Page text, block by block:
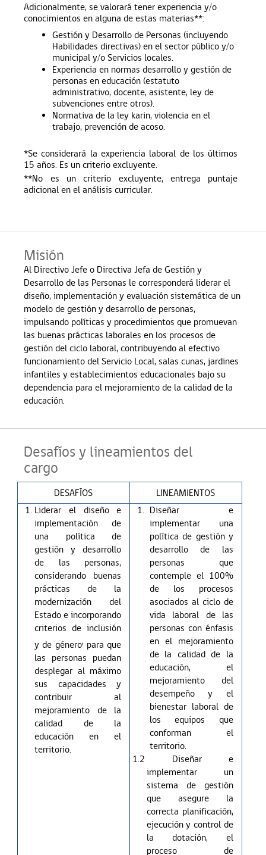
Adicionalmente, se valorará tener experiencia y/o
conocimientos en alguna de estas materias**:
Gestión y Desarrollo de Personas (incluyendo
Habilidades directivas) en el sector público y/o
municipal y/o Servicios locales.
Experiencia en normas desarrollo y gestión de
personas en educación (estatuto
administrativo, docente, asistente, ley de
subvenciones entre otros).
Normativa de la ley karin, violencia en el
trabajo, prevención de acoso.
*Se considerará la experiencia laboral de los últimos
15 años. Es un criterio excluyente.
**No es un criterio excluyente, entrega puntaje
adicional en el análisis curricular.
Misión
Al Directivo Jefe o Directiva Jefa de Gestión y
Desarrollo de las Personas le corresponderá liderar el
diseño, implementación y evaluación sistemática de un
modelo de gestión y desarrollo de personas,
impulsando políticas y procedimientos que promuevan
las buenas prácticas laborales en los procesos de
gestión del ciclo laboral, contribuyendo al efectivo
funcionamiento del Servicio Local, salas cunas, jardines
infantiles y establecimientos educacionales bajo su
dependencia para el mejoramiento de la calidad de la
educación.
Desafíos y lineamientos del
cargo
DESAFÍOS
LINEAMIENTOS
Liderar el diseño e
implementación de
una política de
gestión y desarrollo
de las personas,
considerando buenas
prácticas de la
modernización del
Estado e incorporando
criterios de inclusión
y de género, para que
las personas puedan
desplegar al máximo
sus capacidades y
contribuir al
mejoramiento de la
calidad de la
educación en el
territorio.
Diseñar e
implementar una
política de gestión y
desarrollo de las
personas que
contemple el 100%
de los procesos
asociados al ciclo de
vida laboral de las
personas con énfasis
en el mejoramiento
de la calidad de la
educación, el
mejoramiento del
desempeño y el
bienestar laboral de
los equipos que
conforman el
territorio.
1.2 Diseñar e
implementar un
sistema de gestión
que asegure la
correcta planificación,
ejecución y control de
la dotación, el
proceso de